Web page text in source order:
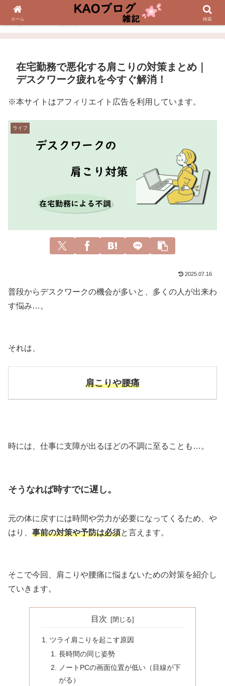
ホーム
在宅勤務で悪化する肩こりの対策まとめ｜
デスクワーク疲れを今すぐ解消！
※本サイトはアフィリエイト広告を利用しています。
ライフ
2025.07.16
普段からデスクワークの機会が多いと、多くの人が出来わ
す悩み…。
それは、
肩こりや腰痛
時には、仕事に支障が出るほどの不調に至ることも…。
そうなれば時すでに遅し。
元の体に戻すには時間や労力が必要になってくるため、や
はり、 事前の対策や予防は必須と言えます。
そこで今回、肩こりや腰痛に悩まないための対策を紹介し
ていきます。
目次
ツライ肩こりを起こす原因
長時間の同じ姿勢
ノートPCの画面位置が低い（目線が下
がる）
ホーム 検索